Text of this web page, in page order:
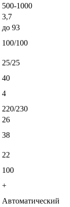
500-1000
3,7
до 93
100/100
25/25
40
4
220/230
26
38
22
100
+
Автоматический